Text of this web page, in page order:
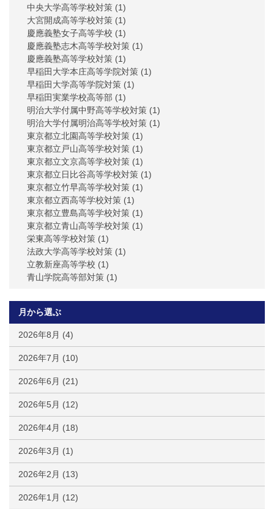
中央大学高等学校対策 (1)
大宮開成高等学校対策 (1)
慶應義塾女子高等学校 (1)
慶應義塾志木高等学校対策 (1)
慶應義塾高等学校対策 (1)
早稲田大学本庄高等学院対策 (1)
早稲田大学高等学院対策 (1)
早稲田実業学校高等部 (1)
明治大学付属中野高等学校対策 (1)
明治大学付属明治高等学校対策 (1)
東京都立北園高等学校対策 (1)
東京都立戸山高等学校対策 (1)
東京都立文京高等学校対策 (1)
東京都立日比谷高等学校対策 (1)
東京都立竹早高等学校対策 (1)
東京都立西高等学校対策 (1)
東京都立豊島高等学校対策 (1)
東京都立青山高等学校対策 (1)
栄東高等学校対策 (1)
法政大学高等学校対策 (1)
立教新座高等学校 (1)
青山学院高等部対策 (1)
月から選ぶ
2026年8月 (4)
2026年7月 (10)
2026年6月 (21)
2026年5月 (12)
2026年4月 (18)
2026年3月 (1)
2026年2月 (13)
2026年1月 (12)